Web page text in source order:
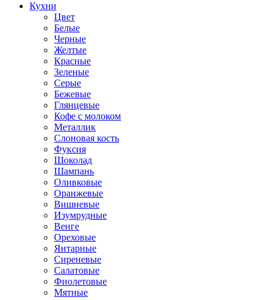
Кухни
Цвет
Белые
Черные
Желтые
Красные
Зеленые
Серые
Бежевые
Глянцевые
Кофе с молоком
Металлик
Слоновая кость
Фуксия
Шоколад
Шампань
Оливковые
Оранжевые
Вишневые
Изумрудные
Венге
Ореховые
Янтарные
Сиреневые
Салатовые
Фиолетовые
Мятные